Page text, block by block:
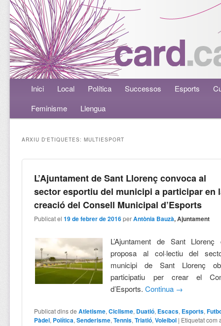
Menú principalAneu al contingut principal
Aneu al contingut secundari
Inici Local Política Successos Esports
Feminisme
Llengua
ARXIU D'ETIQUETES:MULTIESPORT
L’Ajuntament de Sant Llorenç convoca al
sector esportiu del municipi a participar en
creació del Consell Municipal d’Esports
Publicat el19 de febrer de 2016 perAntònia Bauzà, Ajuntament
L’Ajuntament de Sant
proposa al col·lectiu del
municipi de Sant Llorenç
participatiu per crear el
d’Esports.Continua →
Publicat dins de Atletisme,Ciclisme, Duatló, Escacs, Esports,
Pàdel, Política,Senderisme,Tennis,Triatló,Voleibol | Etiquetat com